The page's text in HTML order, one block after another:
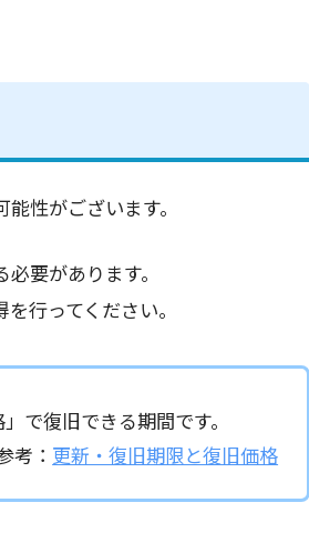
性がございます。
要があります。
行ってください。
で復旧できる期間です。
考： 更新・復旧期限と復旧価格